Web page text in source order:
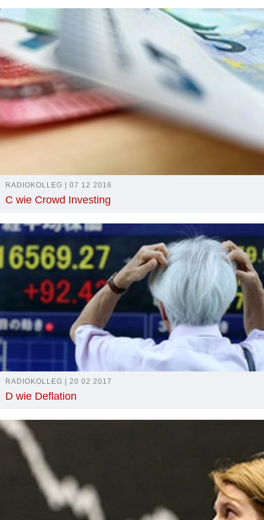
RADIOKOLLEG | 07 12 2016
C wie Crowd Investing
RADIOKOLLEG | 20 02 2017
D wie Deflation